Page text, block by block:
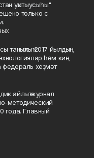
уҡытыусыһы"
только с
таныҡлыҡ 2017 йылдың
һәм киң
федераль хеҙмәт
айлыҡ журнал
методический
года. Главный